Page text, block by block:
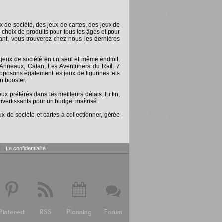
de société, des jeux de cartes, des jeux de
de produits pour tous les âges et pour
vous trouverez chez nous les dernières
de société en un seul et même endroit.
Catan, Les Aventuriers du Rail, 7
également les jeux de figurines tels
booster.
préférés dans les meilleurs délais. Enfin,
pour un budget maîtrisé.
de société et cartes à collectionner, gérée
| La confidentialité
Pinterest RSS Planning Forum